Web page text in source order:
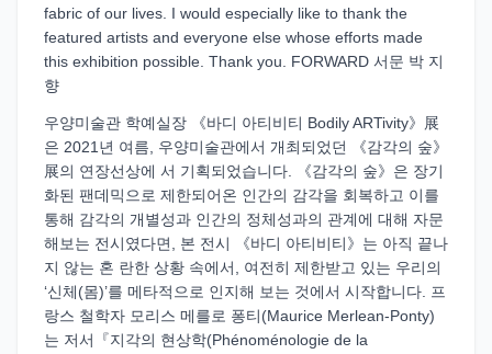
fabric of our lives. I would especially like to thank the
featured artists and everyone else whose efforts made
this exhibition possible. Thank you. FORWARD 서문 박 지
향
우양미술관 학예실장 《바디 아티비티 Bodily ARTivity》展
은 2021년 여름, 우양미술관에서 개최되었던 《감각의 숲》
展의 연장선상에 서 기획되었습니다. 《감각의 숲》은 장기
화된 팬데믹으로 제한되어온 인간의 감각을 회복하고 이를
통해 감각의 개별성과 인간의 정체성과의 관계에 대해 자문
해보는 전시였다면, 본 전시 《바디 아티비티》는 아직 끝나
지 않는 혼 란한 상황 속에서, 여전히 제한받고 있는 우리의
‘신체(몸)’를 메타적으로 인지해 보는 것에서 시작합니다. 프
랑스 철학자 모리스 메를로 퐁티(Maurice Merlean-Ponty)
는 저서『지각의 현상학(Phénoménologie de la